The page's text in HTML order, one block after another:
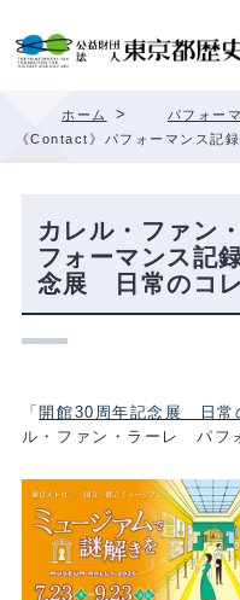
ホーム > パフォー
《Contact》パフォーマンス記
カレル・ファン
フォーマンス記
念展 日常のコ
「開館30周年記念展 日常
ル・ファン・ラーレ パフ